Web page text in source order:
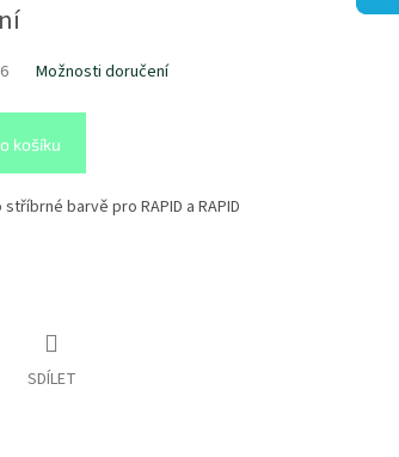
Možnosti doručení
košíku
barvě pro RAPID a RAPID
SDÍLET